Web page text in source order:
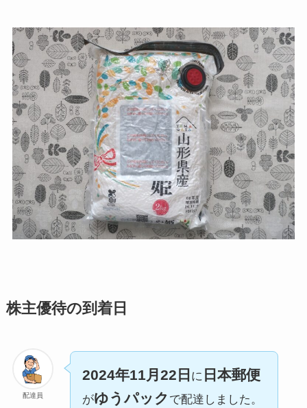
株主優待の到着日
配達員
2024年11月22日 に 日本郵便
がゆうパック で配達しました。